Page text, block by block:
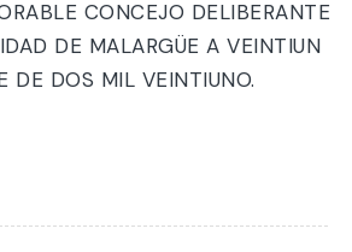
CONCEJO DELIBERANTE
DE MALARGÜE A VEINTIUN
DE DOS MIL VEINTIUNO.